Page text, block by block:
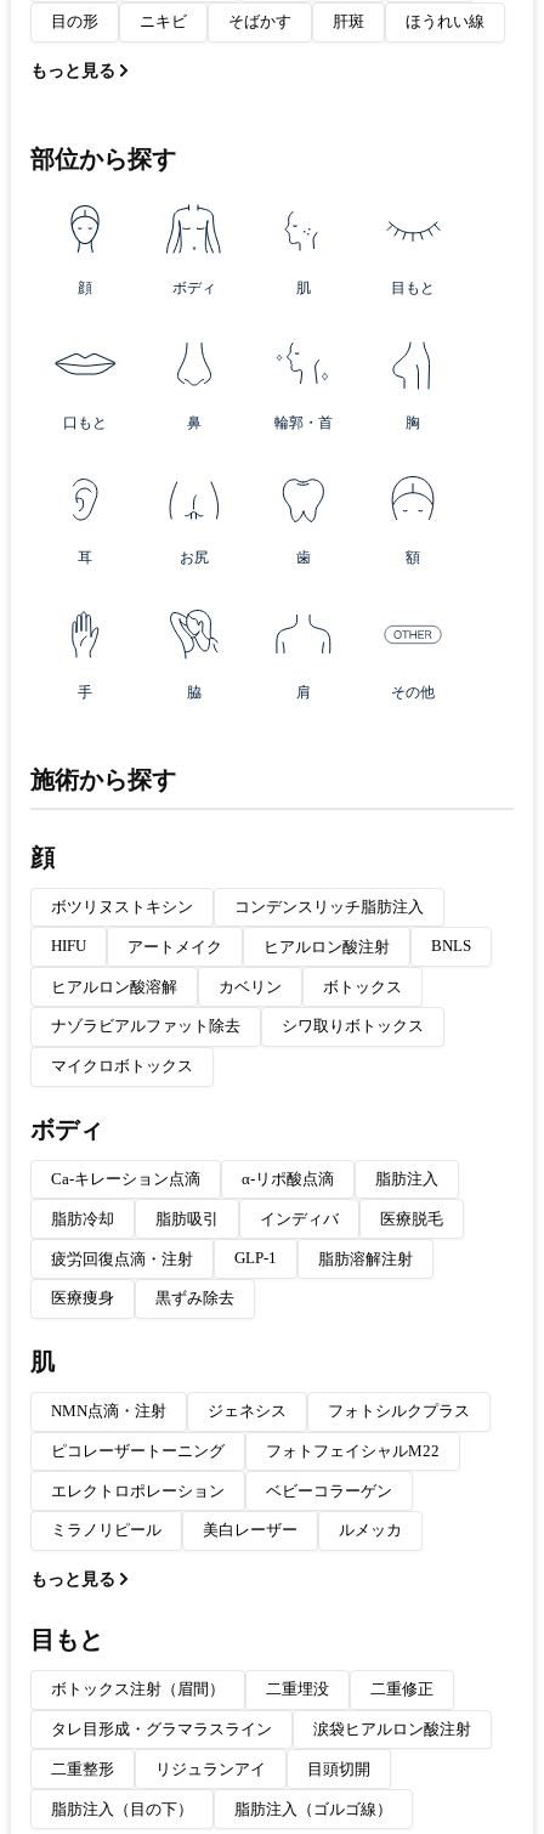
目の形 ニキビ そばかす 肝斑 ほうれい線
もっと見る
部位から探す
顔 ボディ 肌 目もと
口もと 鼻 輪郭・首 胸
耳 お尻 歯 額
手 脇 肩 その他
施術から探す
顔
ボツリヌストキシン コンデンスリッチ脂肪注入
HIFU アートメイク ヒアルロン酸注射 BNLS
ヒアルロン酸溶解 カベリン ボトックス
ナゾラビアルファット除去 シワ取りボトックス
マイクロボトックス
ボディ
Ca-キレーション点滴 α-リポ酸点滴 脂肪注入
脂肪冷却 脂肪吸引 インディバ 医療脱毛
疲労回復点滴・注射 GLP-1 脂肪溶解注射
医療痩身 黒ずみ除去
肌
NMN点滴・注射 ジェネシス フォトシルクプラス
ピコレーザートーニング フォトフェイシャルM22
エレクトロポレーション ベビーコラーゲン
ミラノリピール 美白レーザー ルメッカ
もっと見る
目もと
ボトックス注射（眉間） 二重埋没 二重修正
タレ目形成・グラマラスライン 涙袋ヒアルロン酸注射
二重整形 リジュランアイ 目頭切開
脂肪注入（目の下） 脂肪注入（ゴルゴ線）